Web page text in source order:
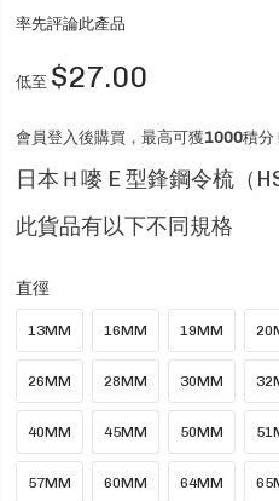
率先評論此產品
低至 $27.00
會員登入後購買，最高可獲1000積分 !
日本Ｈ嘜 E 型鋒鋼令梳（
此貨品有以下不同規格
直徑
13MM 16MM 19MM
26MM 28MM 30MM
40MM 45MM 50MM
57MM 60MM 64MM